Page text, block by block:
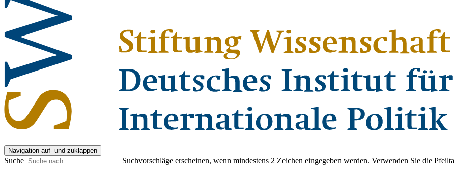
Navigation auf- und zuklappen
Suche Suchvorschläge erscheinen, wenn mindestens 2 Zeichen eingegeben werden. Verwenden Sie die